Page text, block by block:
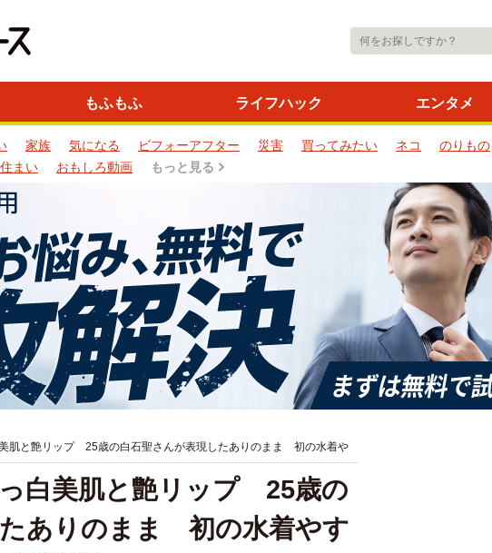
もふもふ ライフハック エンタメ
家族 気になる ビフォーアフター 災害 買ってみたい ネコ のりもの
住まい
おもしろ動画 もっと見る
肌と艶リップ 25歳の白石聖さんが表現したありのまま 初の水着や
白美肌と艶リップ 25歳の
ありのまま 初の水着やす